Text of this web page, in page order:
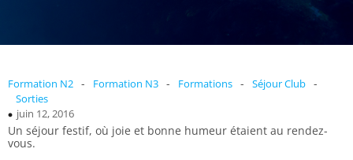
Formation N2 - Formation N3 - Formations - Séjour Club -
Sorties
juin 12, 2016
Un séjour festif, où joie et bonne humeur étaient au rendez-
vous.